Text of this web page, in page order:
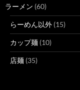
ラーメン (60)
らーめん以外 (15)
カップ麺 (10)
店麺 (35)